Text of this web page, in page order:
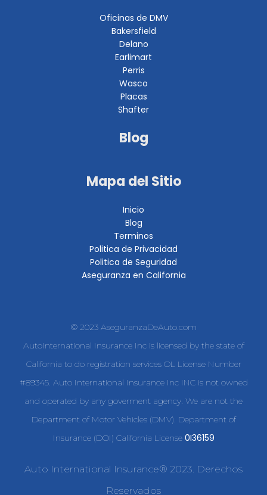
Oficinas de DMV
Bakersfield
Delano
Earlimart
Perris
Wasco
Placas
Shafter
Blog
Mapa del Sitio
Inicio
Blog
Terminos
Politica de Privacidad
Politica de Seguridad
Aseguranza en California
© 2023 AseguranzaDeAuto.com
AutoInternational Insurance Inc is licensed by the state of
California to do registration services OL License Number
#89345. Auto International Insurance Inc INC is not owned
and operated by any goverment agency. We are not the
Department of Motor Vehicles (DMV). Department of
Insurance (DOI) California License 0I36159
Auto International Insurance® 2023. Derechos
Reservados